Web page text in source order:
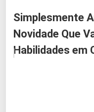
Simplesmente
Novidade Que
Habilidades em